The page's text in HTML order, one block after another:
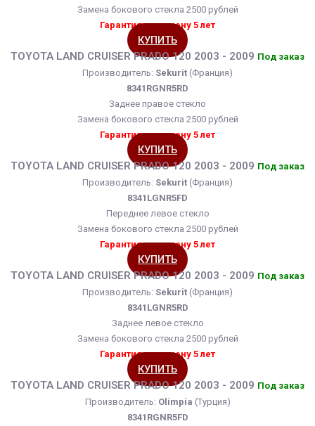
Замена бокового стекла 2500 рублей
Гарантия на замену 5 лет
КУПИТЬ
TOYOTA LAND CRUISER PRADO 120 2003 - 2009 Под заказ
Производитель: Sekurit (Франция)
8341RGNR5RD
Заднее правое стекло
Замена бокового стекла 2500 рублей
Гарантия на замену 5 лет
КУПИТЬ
TOYOTA LAND CRUISER PRADO 120 2003 - 2009 Под заказ
Производитель: Sekurit (Франция)
8341LGNR5FD
Переднее левое стекло
Замена бокового стекла 2500 рублей
Гарантия на замену 5 лет
КУПИТЬ
TOYOTA LAND CRUISER PRADO 120 2003 - 2009 Под заказ
Производитель: Sekurit (Франция)
8341LGNR5RD
Заднее левое стекло
Замена бокового стекла 2500 рублей
Гарантия на замену 5 лет
КУПИТЬ
TOYOTA LAND CRUISER PRADO 120 2003 - 2009 Под заказ
Производитель: Olimpia (Турция)
8341RGNR5FD